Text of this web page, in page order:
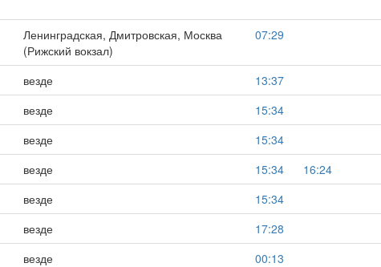
Ленинградская, Дмитровская, Москва
(Рижский вокзал)
07:29
везде
13:37
везде
15:34
везде
15:34
везде 15:34
16:24
везде
15:34
везде
17:28
везде 00:13